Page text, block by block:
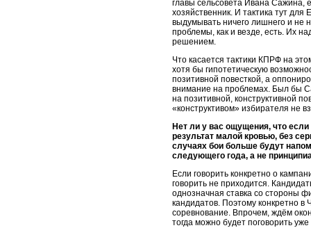
главы сельсовета Ивана Сажина,
хозяйственник. И тактика тут
выдумывать ничего лишнего и не
проблемы, как и везде, есть. Их
решением.
Что касается тактики КПРФ на
хотя бы гипотетическую
позитивной повесткой, а
внимание на проблемах. Был бы
на позитивной, конструктивной
«конструктивом» избирателя не
Нет ли у вас ощущения, что
результат малой кровью, без
случаях бои больше будут
следующего года, а не
Если говорить конкретно о
говорить не приходится.
однозначная ставка со стороны
кандидатов. Поэтому конкретно
соревнование. Впрочем, ждём
тогда можно будет поговорить